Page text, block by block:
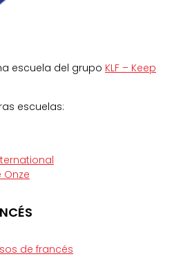
escuela del grupo KLF – Keep
escuelas:
Onze
de francés